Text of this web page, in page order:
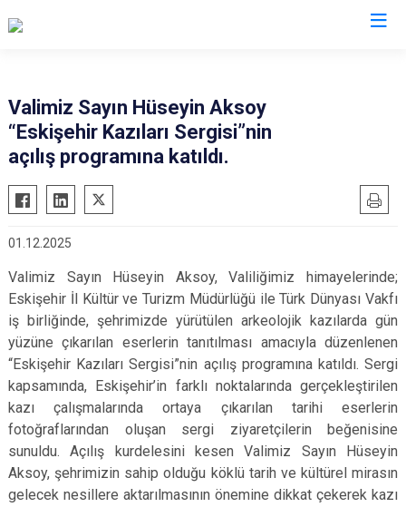
Valimiz Sayın Hüseyin Aksoy
“Eskişehir Kazıları Sergisi”nin
açılış programına katıldı.
01.12.2025
Valimiz Sayın Hüseyin Aksoy, Valiliğimiz himayelerinde;
Eskişehir İl Kültür ve Turizm Müdürlüğü ile Türk Dünyası Vakfı
iş birliğinde, şehrimizde yürütülen arkeolojik kazılarda gün
yüzüne çıkarılan eserlerin tanıtılması amacıyla düzenlenen
“Eskişehir Kazıları Sergisi”nin açılış programına katıldı. Sergi
kapsamında, Eskişehir’in farklı noktalarında gerçekleştirilen
kazı çalışmalarında ortaya çıkarılan tarihi eserlerin
fotoğraflarından oluşan sergi ziyaretçilerin beğenisine
sunuldu. Açılış kurdelesini kesen Valimiz Sayın Hüseyin
Aksoy, şehrimizin sahip olduğu köklü tarih ve kültürel mirasın
gelecek nesillere aktarılmasının önemine dikkat çekerek kazı